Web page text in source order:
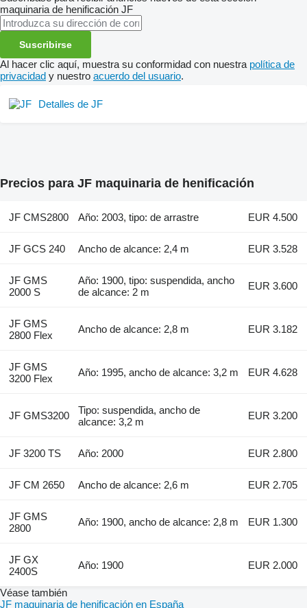
maquinaria de henificación JF
Suscribirse
Al hacer clic aquí, muestra su conformidad con nuestra política de
privacidad y nuestro acuerdo del usuario.
Detalles de JF
Precios para JF maquinaria de henificación
JF CMS2800 Año: 2003, tipo: de arrastre EUR 4.500
JF GCS 240 Ancho de alcance: 2,4 m EUR 3.528
JF GMS
2000 S
Año: 1900, tipo: suspendida, ancho
de alcance: 2 m
EUR 3.600
JF GMS
2800 Flex
Ancho de alcance: 2,8 m EUR 3.182
JF GMS
3200 Flex
Año: 1995, ancho de alcance: 3,2 m EUR 4.628
JF GMS3200
Tipo: suspendida, ancho de
alcance: 3,2 m
EUR 3.200
JF 3200 TS Año: 2000 EUR 2.800
JF CM 2650 Ancho de alcance: 2,6 m EUR 2.705
JF GMS
2800
Año: 1900, ancho de alcance: 2,8 m EUR 1.300
JF GX
2400S
Año: 1900 EUR 2.000
Véase también
JF maquinaria de henificación en España